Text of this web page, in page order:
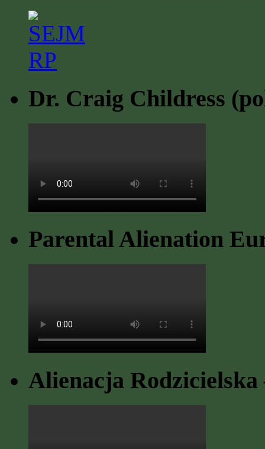
Dr. Craig Childress
Parental Alienation
Alienacja Rodzicielska